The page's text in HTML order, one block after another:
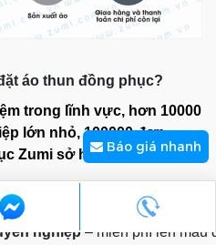
áo thun đồng phục?
trong lĩnh vực, hơn 10000
lớn nhỏ, 100000 đơn
Zumi sở hữu:
tiếp – không qua trung gian
nghiệp – miễn phí lên mẫu
Báo giá nhanh